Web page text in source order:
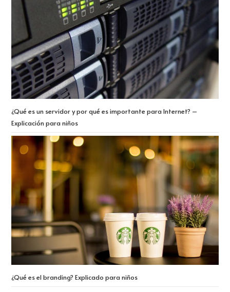
¿Qué es un servidor y por qué es importante para Internet? –
Explicación para niños
¿Qué es el branding? Explicado para niños